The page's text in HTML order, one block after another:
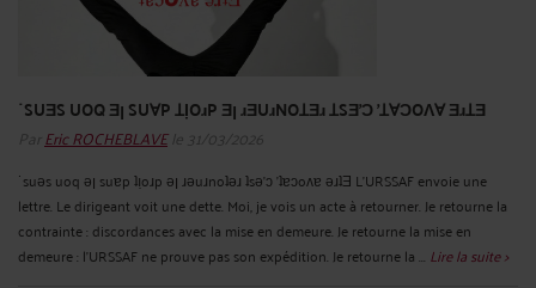
˙SUƎS UOQ Ǝן SUⱯP ꞱỊOɹP Ǝן ɹƎUɹNOꞱƎɹ ꞱSƎ'Ɔ 'ꞱⱯƆOɅⱯ ƎɹꞱƎ
Par Eric ROCHEBLAVEle 31/03/2026
˙suǝs uoq ǝן suɐp ʇı̣oɹp ǝן ɹǝuɹnoʇǝɹ ʇsǝ'ɔ 'ʇɐɔoʌɐ ǝɹʇƎ L'URSSAF envoie une
lettre. Le dirigeant voit une dette. Moi, je vois un acte à retourner. Je retourne la
contrainte : discordances avec la mise en demeure. Je retourne la mise en
demeure : l’URSSAF ne prouve pas son expédition. Je retourne la ... Lire la suite >